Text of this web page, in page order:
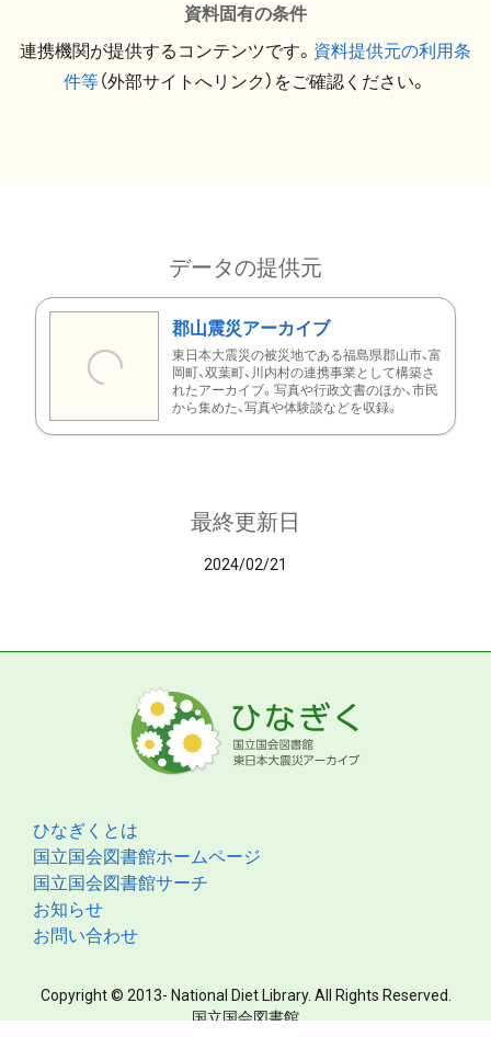
資料固有の条件
連携機関が提供するコンテンツです。 資料提供元の利用条
件等（外部サイトへリンク）をご確認ください。
データの提供元
郡山震災アーカイブ
東日本大震災の被災地である福島県郡山市、富
岡町、双葉町、川内村の連携事業として構築さ
れたアーカイブ。写真や行政文書のほか、市民
から集めた、写真や体験談などを収録。
最終更新日
2024/02/21
ひなぎくとは
国立国会図書館ホームページ
国立国会図書館サーチ
お知らせ
お問い合わせ
Copyright © 2013- National Diet Library. All Rights Reserved.